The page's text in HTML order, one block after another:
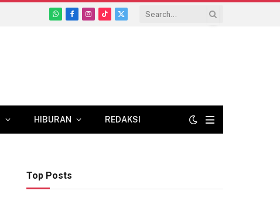
WhatsApp
Facebook
Instagram
TikTok
X
HIBURAN REDAKSI
Top Posts